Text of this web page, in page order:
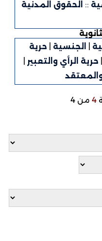
المدنية
| حرية
والتعبير |